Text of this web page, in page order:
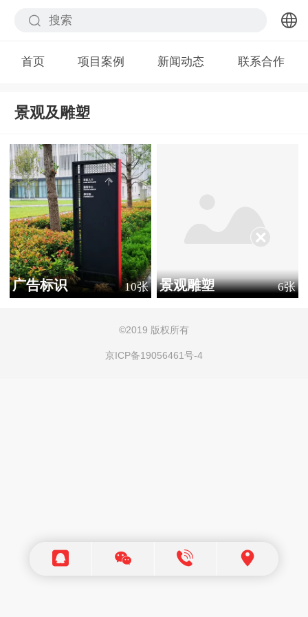
中文
首页 项目案例 新闻动态 联系合作
景观及雕塑
广告标识 10张 景观雕塑 6张
©2019 版权所有
京ICP备19056461号-4